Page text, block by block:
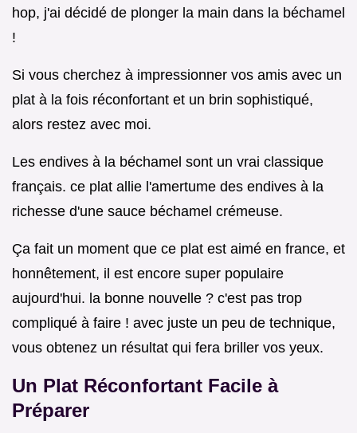
hop, j'ai décidé de plonger la main dans la béchamel
!
Si vous cherchez à impressionner vos amis avec un
plat à la fois réconfortant et un brin sophistiqué,
alors restez avec moi.
Les endives à la béchamel sont un vrai classique
français. ce plat allie l'amertume des endives à la
richesse d'une sauce béchamel crémeuse.
Ça fait un moment que ce plat est aimé en france, et
honnêtement, il est encore super populaire
aujourd'hui. la bonne nouvelle ? c'est pas trop
compliqué à faire ! avec juste un peu de technique,
vous obtenez un résultat qui fera briller vos yeux.
Un Plat Réconfortant Facile à
Préparer